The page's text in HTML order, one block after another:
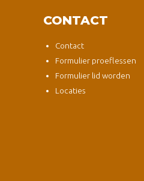
CONTACT
Contact
Formulier proeflessen
Formulier lid worden
Locaties